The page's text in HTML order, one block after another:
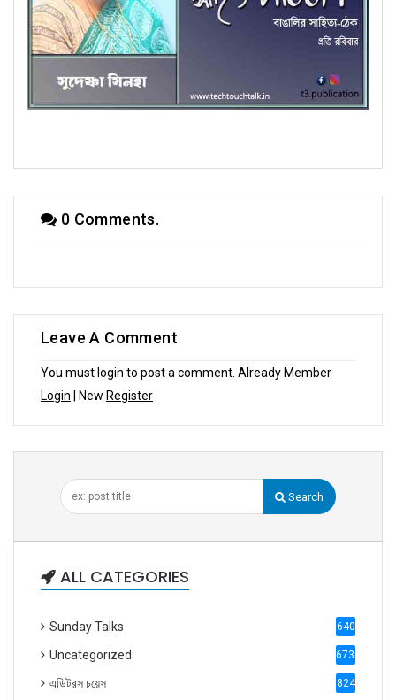
0 Comments.
Leave A Comment
You must login to post a comment. Already Member
Login | New Register
Search
ALL CATEGORIES
Sunday Talks 640
Uncategorized 6738
এডিটরস চয়েস 824